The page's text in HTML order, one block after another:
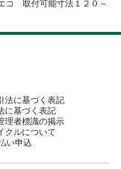
コ 取付可能寸法１２０～
法に基づく表記
に基づく表記
理者標識の掲示
クルについて
い申込